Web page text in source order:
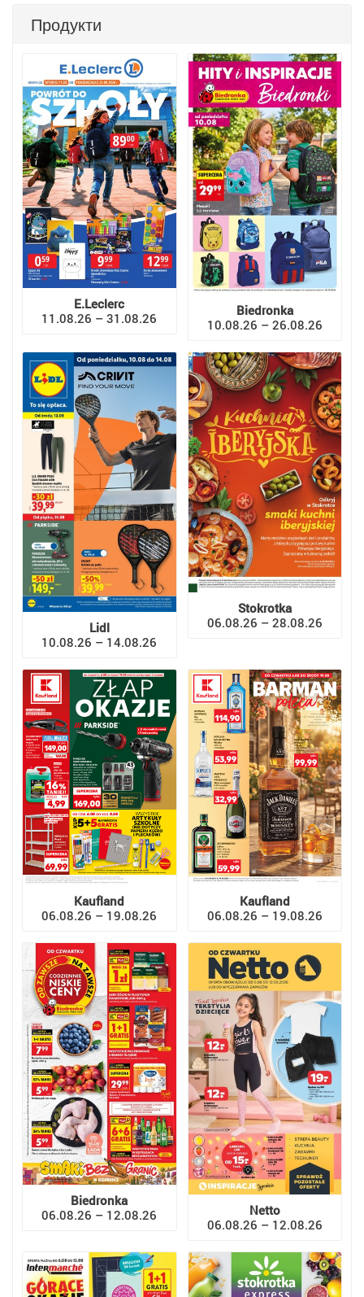
Продукти
E.Leclerc
11.08.26 – 31.08.26
Biedronka
10.08.26 – 26.08.26
Lidl
10.08.26 – 14.08.26
Stokrotka
06.08.26 – 28.08.26
Kaufland
06.08.26 – 19.08.26
Kaufland
06.08.26 – 19.08.26
Biedronka
06.08.26 – 12.08.26
Netto
06.08.26 – 12.08.26